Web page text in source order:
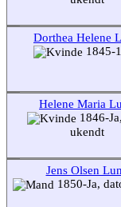
Dorthea Helene
1845-
Helene Maria
1846-
ukendt
Jens Olsen
1850-Ja,